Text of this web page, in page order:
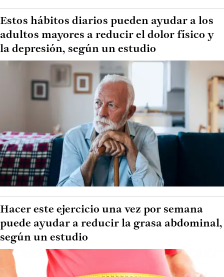
Estos hábitos diarios pueden ayudar a los
adultos mayores a reducir el dolor físico y
la depresión, según un estudio
Hacer este ejercicio una vez por semana
puede ayudar a reducir la grasa abdominal,
según un estudio